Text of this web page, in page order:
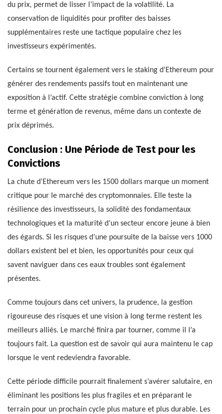
du prix, permet de lisser l’impact de la volatilité. La
conservation de liquidités pour profiter des baisses
supplémentaires reste une tactique populaire chez les
investisseurs expérimentés.
Certains se tournent également vers le staking d’Ethereum pour
générer des rendements passifs tout en maintenant une
exposition à l’actif. Cette stratégie combine conviction à long
terme et génération de revenus, même dans un contexte de
prix déprimés.
Conclusion : Une Période de Test pour les
Convictions
La chute d’Ethereum vers les 1500 dollars marque un moment
critique pour le marché des cryptomonnaies. Elle teste la
résilience des investisseurs, la solidité des fondamentaux
technologiques et la maturité d’un secteur encore jeune à bien
des égards. Si les risques d’une poursuite de la baisse vers 1000
dollars existent bel et bien, les opportunités pour ceux qui
savent naviguer dans ces eaux troubles sont également
présentes.
Comme toujours dans cet univers, la prudence, la gestion
rigoureuse des risques et une vision à long terme restent les
meilleurs alliés. Le marché finira par tourner, comme il l’a
toujours fait. La question est de savoir qui aura maintenu le cap
lorsque le vent redeviendra favorable.
Cette période difficile pourrait finalement s’avérer salutaire, en
éliminant les positions les plus fragiles et en préparant le
terrain pour un prochain cycle plus mature et plus durable. Les